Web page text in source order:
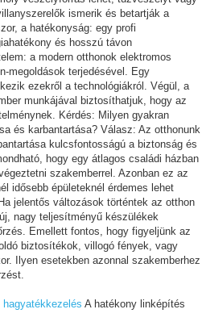
A hatékony linképítés